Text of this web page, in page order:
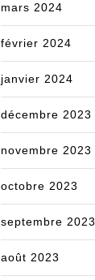
mars 2024
février 2024
janvier 2024
décembre 2023
novembre 2023
octobre 2023
septembre 2023
août 2023